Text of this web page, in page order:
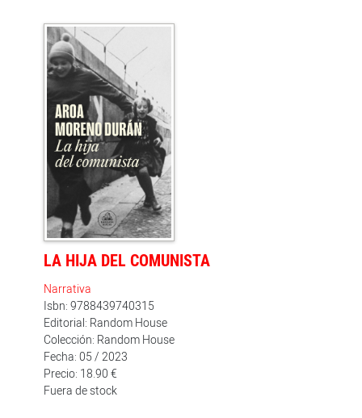
LA HIJA DEL COMUNISTA
Narrativa
Isbn: 9788439740315
Editorial: Random House
Colección: Random House
Fecha: 05 / 2023
Precio: 18.90 €
Fuera de stock